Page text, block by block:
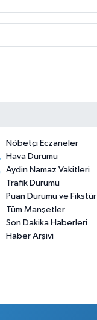
Nöbetçi Eczaneler
Hava Durumu
Aydin Namaz Vakitleri
Trafik Durumu
Puan Durumu ve Fikstür
Tüm Manşetler
Son Dakika Haberleri
Haber Arşivi